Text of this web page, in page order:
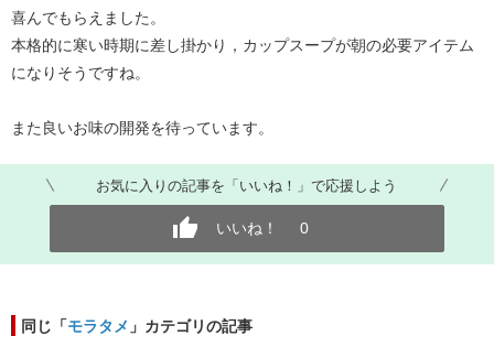
喜んでもらえました。
本格的に寒い時期に差し掛かり，カップスープが朝の必要アイテム
になりそうですね。
また良いお味の開発を待っています。
お気に入りの記事を「いいね！」で応援しよう
いいね！ 0
同じ「モラタメ 」カテゴリの記事